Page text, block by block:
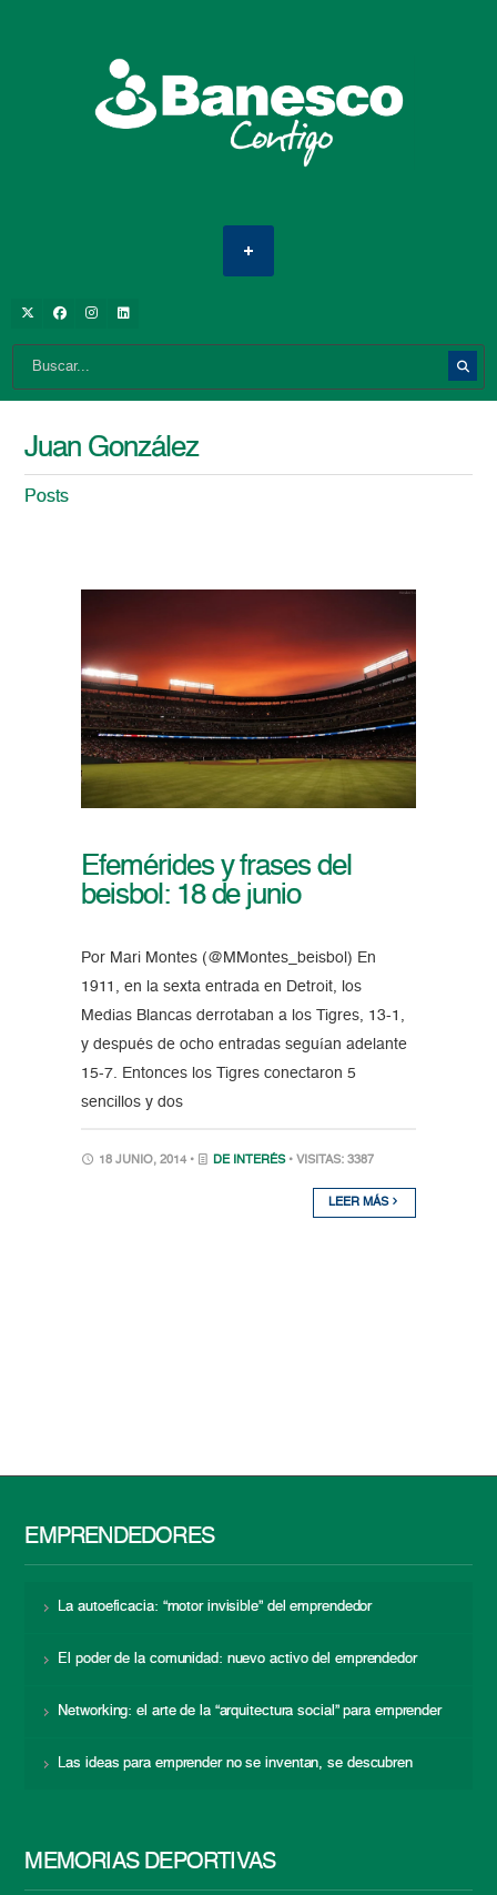
Juan González
Posts
Efemérides y frases del
beisbol: 18 de junio
Por Mari Montes (@MMontes_beisbol) En
1911, en la sexta entrada en Detroit, los
Medias Blancas derrotaban a los Tigres, 13-1,
y después de ocho entradas seguían adelante
15-7. Entonces los Tigres conectaron 5
sencillos y dos
18 JUNIO, 2014 • DE INTERÉS • VISITAS: 3387
LEER MÁS
EMPRENDEDORES
La autoeficacia: “motor invisible” del emprendedor
El poder de la comunidad: nuevo activo del emprendedor
Networking: el arte de la “arquitectura social” para emprender
Las ideas para emprender no se inventan, se descubren
MEMORIAS DEPORTIVAS